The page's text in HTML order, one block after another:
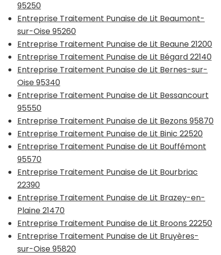
95250
Entreprise Traitement Punaise de Lit Beaumont-
sur-Oise 95260
Entreprise Traitement Punaise de Lit Beaune 21200
Entreprise Traitement Punaise de Lit Bégard 22140
Entreprise Traitement Punaise de Lit Bernes-sur-
Oise 95340
Entreprise Traitement Punaise de Lit Bessancourt
95550
Entreprise Traitement Punaise de Lit Bezons 95870
Entreprise Traitement Punaise de Lit Binic 22520
Entreprise Traitement Punaise de Lit Bouffémont
95570
Entreprise Traitement Punaise de Lit Bourbriac
22390
Entreprise Traitement Punaise de Lit Brazey-en-
Plaine 21470
Entreprise Traitement Punaise de Lit Broons 22250
Entreprise Traitement Punaise de Lit Bruyères-
sur-Oise 95820